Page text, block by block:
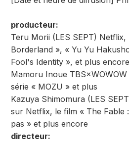
producteur:
Teru Morii (LES SEPT) Netflix,
Borderland », « Yu Yu
Fool's Identity », et plus encore
Mamoru Inoue
série « MOZU » et plus
Kazuya Shimomura (LES
sur Netflix, le film « The Fable
pas » et plus encore
directeur: